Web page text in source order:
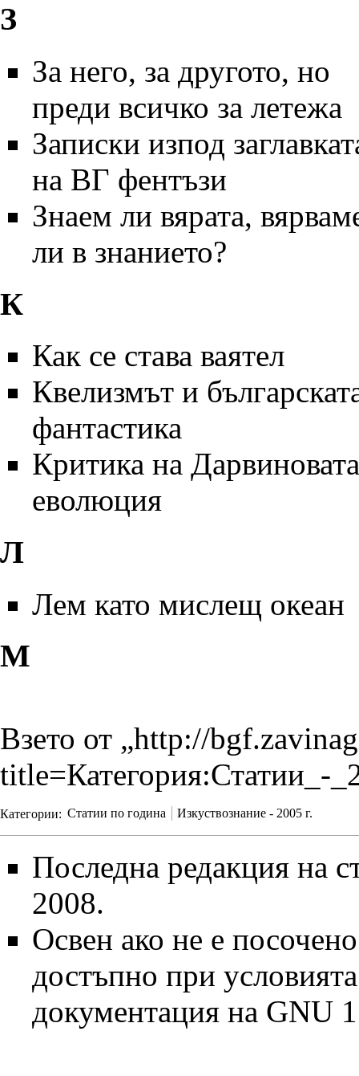
З
За него, за другото, но
преди всичко за летежа
Записки изпод
на ВГ фентъзи
Знаем ли вярата,
ли в знанието?
К
Как се става ваятел
Квелизмът и
фантастика
Критика на Дарвиновата
еволюция
Л
Лем като мислещ океан
М
Взето от „http://
title=Категория:Статии_-
Категории: Статии по година Изкуствознание - 2005 г.
Последна редакция на
2008.
Освен ако не е
достъпно при
документация на GNU